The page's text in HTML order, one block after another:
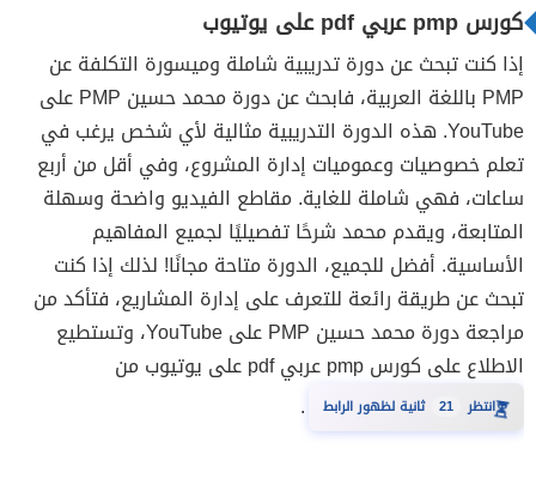
كورس pmp عربي pdf على يوتيوب
إذا كنت تبحث عن دورة تدريبية شاملة وميسورة التكلفة عن
PMP باللغة العربية، فابحث عن دورة محمد حسين PMP على
YouTube. هذه الدورة التدريبية مثالية لأي شخص يرغب في
تعلم خصوصيات وعموميات إدارة المشروع، وفي أقل من أربع
ساعات، فهي شاملة للغاية. مقاطع الفيديو واضحة وسهلة
المتابعة، ويقدم محمد شرحًا تفصيليًا لجميع المفاهيم
الأساسية. أفضل للجميع، الدورة متاحة مجانًا! لذلك إذا كنت
تبحث عن طريقة رائعة للتعرف على إدارة المشاريع، فتأكد من
مراجعة دورة محمد حسين PMP على YouTube، وتستطيع
الاطلاع على كورس pmp عربي pdf على يوتيوب من
⏳انتظر 20 ثانية لظهور الرابط .